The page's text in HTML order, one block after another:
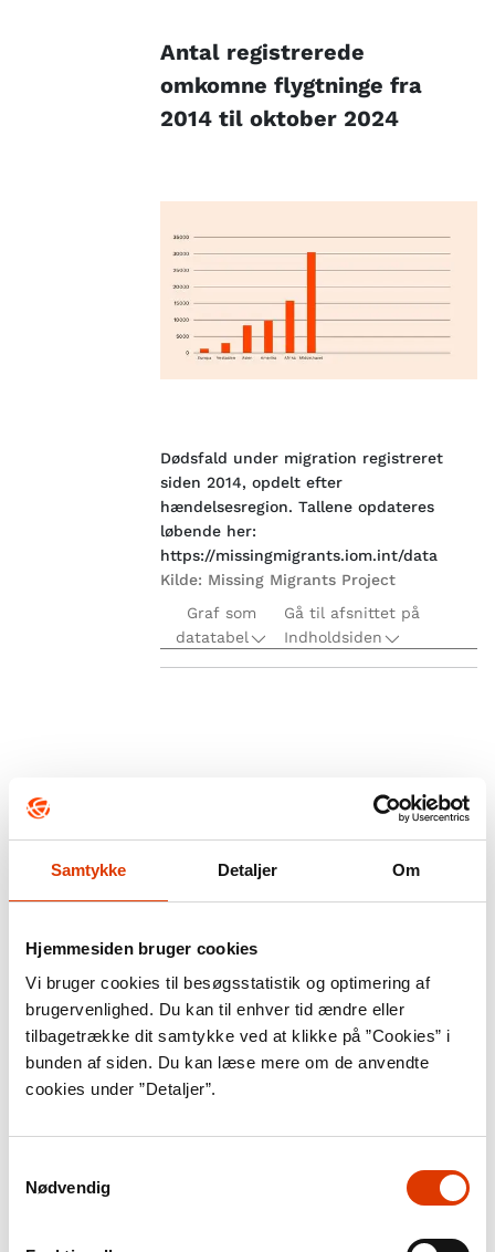
Samtykke Detaljer Om
Hjemmesiden bruger cookies
Vi bruger cookies til besøgsstatistik og optimering af
brugervenlighed. Du kan til enhver tid ændre eller
tilbagetrække dit samtykke ved at klikke på ”Cookies” i
bunden af siden. Du kan læse mere om de anvendte
cookies under ”Detaljer”.
Nødvendig
Antal registrerede
omkomne flygtninge fra
2014 til oktober 2024
Dødsfald under migration registreret
siden 2014, opdelt efter
hændelsesregion. Tallene opdateres
løbende her:
https://missingmigrants.iom.int/data
Kilde: Missing Migrants Project
Graf som
datatabel
Gå til afsnittet på
Indholdsiden